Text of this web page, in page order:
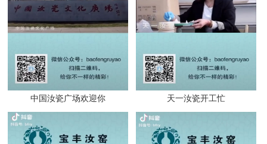
中国汝瓷广场欢迎你 天一汝瓷开工忙